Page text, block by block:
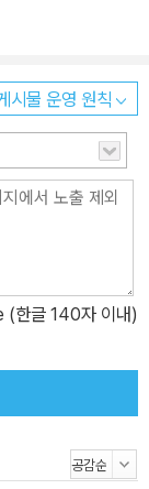
시물 운영 원칙
한글 140자 이내)